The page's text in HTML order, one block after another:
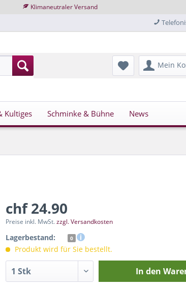
Klimaneutraler Versand
Mein
Kultiges Schminke & Bühne News
chf 24.90
Preise inkl. MwSt.zzgl. Versandkosten
Lagerbestand: 0
Produkt wird für Sie bestellt.
In den